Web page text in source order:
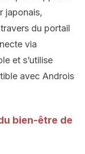
japonais,
du portail
via
et s’utilise
avec Androis
bien-être de